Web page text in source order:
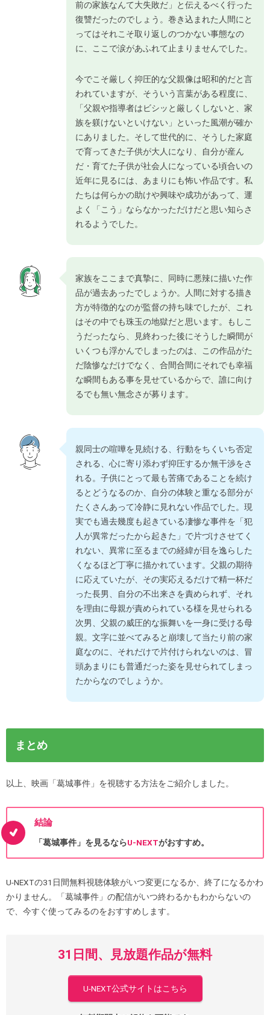
前の家族なんて大失敗だ」と伝えるべく行った
復讐だったのでしょう。巻き込まれた人間にと
ってはそれこそ取り返しのつかない事態なの
に、ここで涙があふれて止まりませんでした。
今でこそ厳しく抑圧的な父親像は昭和的だと言
われていますが、そういう言葉がある程度に、
「父親や指導者はビシッと厳しくしないと、家
族を躾けないといけない」といった風潮が確か
にありました。そして世代的に、そうした家庭
で育ってきた子供が大人になり、自分が産ん
だ・育てた子供が社会人になっている頃合いの
近年に見るには、あまりにも怖い作品です。私
たちは何らかの助けや興味や成功があって、運
よく「こう」ならなかっただけだと思い知らさ
れるようでした。
家族をここまで真摯に、同時に悪辣に描いた作
品が過去あったでしょうか。人間に対する描き
方が特徴的なのが監督の持ち味でしたが、これ
はその中でも珠玉の地獄だと思います。もしこ
うだったなら、見終わった後にそうした瞬間が
いくつも浮かんでしまったのは、この作品がた
だ陰惨なだけでなく、合間合間にそれでも幸福
な瞬間もある事を見せているからで、誰に向け
るでも無い無念さが募ります。
親同士の喧嘩を見続ける、行動をちくいち否定
される、心に寄り添わず抑圧するか無干渉をさ
れる。子供にとって最も苦痛であることを続け
るとどうなるのか、自分の体験と重なる部分が
たくさんあって冷静に見れない作品でした。現
実でも過去幾度も起きている凄惨な事件を「犯
人が異常だったから起きた」で片づけさせてく
れない、異常に至るまでの経緯が目を逸らした
くなるほど丁寧に描かれています。父親の期待
に応えていたが、その実応えるだけで精一杯だ
った長男、自分の不出来さを責められず、それ
を理由に母親が責められている様を見せられる
次男、父親の威圧的な振舞いを一身に受ける母
親。文字に並べてみると崩壊して当たり前の家
庭なのに、それだけで片付けられないのは、冒
頭あまりにも普通だった姿を見せられてしまっ
たからなのでしょうか。
まとめ
以上、映画「葛城事件」を視聴する方法をご紹介しました。
結論
「葛城事件」を見るならU-NEXTがおすすめ。
U-NEXTの31日間無料視聴体験がいつ変更になるか、終了になるかわ
かりません。「葛城事件」の配信がいつ終わるかもわからないの
で、今すぐ使ってみるのをおすすめします。
31日間、見放題作品が無料
U-NEXT公式サイトはこちら